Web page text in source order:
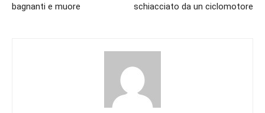
bagnanti e muore
schiacciato da un ciclomotore